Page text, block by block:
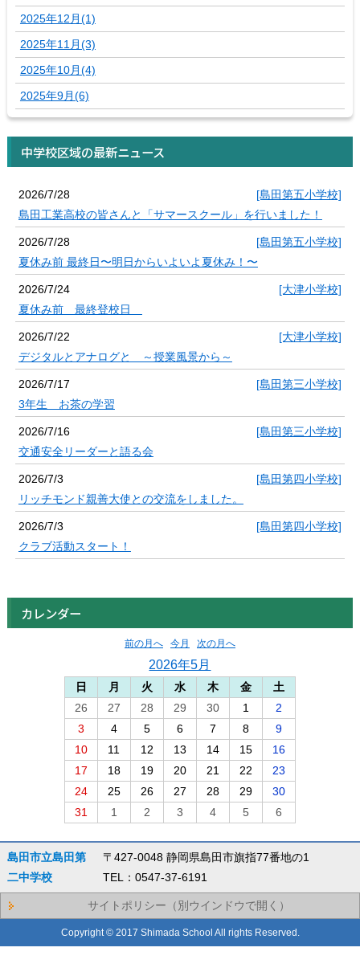
2025年12月(1)
2025年11月(3)
2025年10月(4)
2025年9月(6)
中学校区域の最新ニュース
2026/7/28
[島田第五小学校]
島田工業高校の皆さんと「サマースクール」を行いました！
2026/7/28
[島田第五小学校]
夏休み前 最終日〜明日からいよいよ夏休み！〜
2026/7/24
[大津小学校]
夏休み前 最終登校日
2026/7/22
[大津小学校]
デジタルとアナログと ～授業風景から～
2026/7/17
[島田第三小学校]
3年生 お茶の学習
2026/7/16
[島田第三小学校]
交通安全リーダーと語る会
2026/7/3
[島田第四小学校]
リッチモンド親善大使との交流をしました。
2026/7/3
[島田第四小学校]
クラブ活動スタート！
カレンダー
前の月へ 今月 次の月へ
2026年5月
日 月 火 水 木 金
土
26
27 28 29 30 1
2
3
4 5 6 7 8
9
10
11 12 13 14 15
16
17
18 19 20 21 22
23
24
25 26 27 28 29
30
31
1 2 3 4 5 6
島田市立島田第
二中学校
〒427-0048 静岡県島田市旗指77番地の1
TEL：0547-37-6191
サイトポリシー（別ウインドウで開く）
Copyright © 2017 Shimada School All rights Reserved.